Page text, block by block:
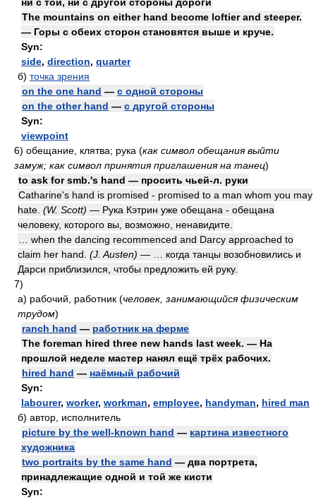
The mountains on either hand become loftier and steeper.
— Горы с обеих сторон становятся выше и круче.
Syn:
side, direction, quarter
б) точка зрения
on the one hand — с одной стороны
on the other hand — с другой стороны
Syn:
viewpoint
6) обещание, клятва; рука (как символ обещания выйти
замуж; как символ принятия приглашения на танец)
to ask for smb.'s hand — просить чьей-л. руки
Catharine's hand is promised - promised to a man whom you may
hate. (W. Scott) — Рука Кэтрин уже обещана - обещана
человеку, которого вы, возможно, ненавидите.
… when the dancing recommenced and Darcy approached to
claim her hand. (J. Austen) — … когда танцы возобновились и
Дарси приблизился, чтобы предложить ей руку.
7)
а) рабочий, работник (человек, занимающийся физическим
трудом)
ranch hand — работник на ферме
The foreman hired three new hands last week. — На
прошлой неделе мастер нанял ещё трёх рабочих.
hired hand — наёмный рабочий
Syn:
labourer, worker, workman, employee, handyman, hired man
б) автор, исполнитель
picture by the well-known hand — картина известного
художника
two portraits by the same hand — два портрета,
принадлежащие одной и той же кисти
Syn: